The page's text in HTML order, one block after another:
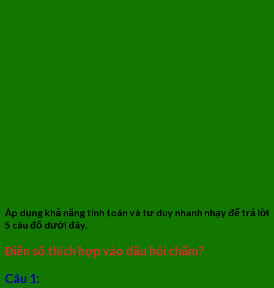
Áp dụng khả năng tính toán và tư duy nhanh nhạy để trả lời
5 câu đố dưới đây.
Điền số thích hợp vào dấu hỏi chấm?
Câu 1: